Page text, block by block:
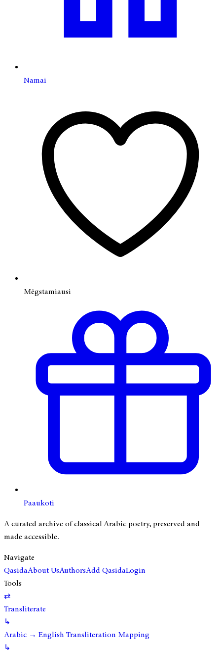
Namai
Mėgstamiausi
Paaukoti
A curated archive of classical Arabic poetry, preserved and
made accessible.
Navigate
QasidaAbout UsAuthorsAdd QasidaLogin
Tools
⇄
Transliterate
↳
Arabic → English Transliteration Mapping
↳